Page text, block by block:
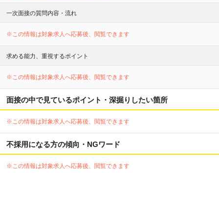
一次面接の質問内容・流れ
※この情報は対象求人へ応募後、閲覧できます
求める能力、重視するポイント
※この情報は対象求人へ応募後、閲覧できます
面接の中で見ているポイント・深掘りしたい箇所
※この情報は対象求人へ応募後、閲覧できます
不採用になる方の傾向・NGワード
※この情報は対象求人へ応募後、閲覧できます